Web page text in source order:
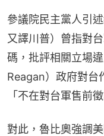
參議院民主黨人引
又譯川普）曾指對
碼，批評相關立場
Reagan）政府對台
「不在對台軍售前
對此，魯比奧強調